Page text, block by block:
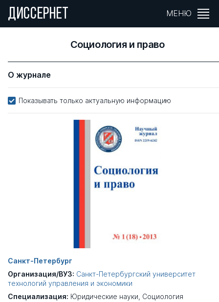
ДИССЕРНЕТ МЕНЮ
Социология и право
О журнале
Показывать только актуальную информацию
Санкт-Петербург
Организация/ВУЗ: Санкт-Петербургский университет
технологий управления и экономики
Специализация: Юридические науки Социология